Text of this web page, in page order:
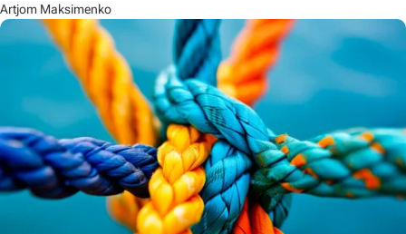
Artjom Maksimenko